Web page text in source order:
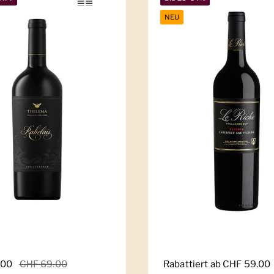
Preis
Sale-Preis
CHF 69.00 Regulärer Preis
Rabattiert ab CHF 59.00
NEU